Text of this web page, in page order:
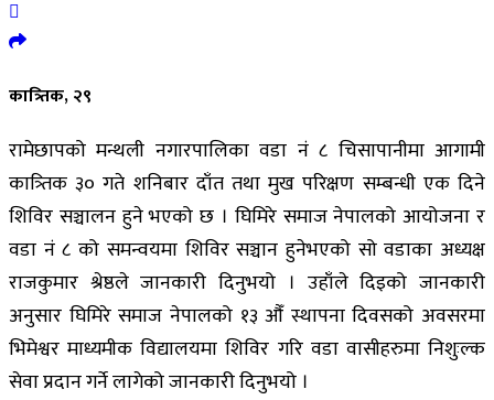
कात्र्तिक, २९
रामेछापको मन्थली नगारपालिका वडा नं ८ चिसापानीमा आगामी
कात्र्तिक ३० गते शनिबार दाँत तथा मुख परिक्षण सम्बन्धी एक दिने
शिविर सञ्चालन हुने भएको छ । घिमिरे समाज नेपालको आयोजना र
वडा नं ८ को समन्वयमा शिविर सञ्चान हुनेभएको सो वडाका अध्यक्ष
राजकुमार श्रेष्ठले जानकारी दिनुभयो । उहाँले दिइको जानकारी
अनुसार घिमिरे समाज नेपालको १३ औँ स्थापना दिवसको अवसरमा
भिमेश्वर माध्यमीक विद्यालयमा शिविर गरि वडा वासीहरुमा निशुःल्क
सेवा प्रदान गर्ने लागेको जानकारी दिनुभयो ।